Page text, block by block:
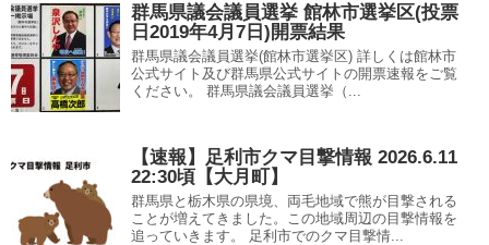
群馬県議会議員選挙 館林市選挙区(投票
日2019年4月7日)開票結果
群馬県議会議員選挙(館林市選挙区) 詳しくは館林市
公式サイト及び群馬県公式サイトの開票速報をご覧
ください。 群馬県議会議員選挙（...
【速報】足利市クマ目撃情報 2026.6.11
22:30頃【大月町】
群馬県と栃木県の県境、両毛地域で熊が目撃される
ことが増えてきました。この地域周辺の目撃情報を
追っていきます。 足利市でのクマ目撃情...